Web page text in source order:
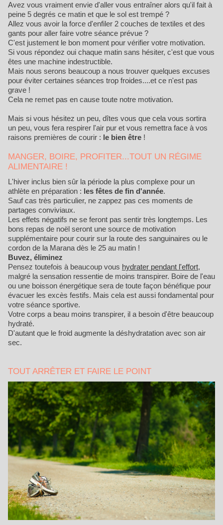
Avez vous vraiment envie d'aller vous entraîner alors qu'il fait à
peine 5 degrés ce matin et que le sol est trempé ?
Allez vous avoir la force d'enfiler 2 couches de textiles et des
gants pour aller faire votre séance prévue ?
C'est justement le bon moment pour vérifier votre motivation.
Si vous répondez oui chaque matin sans hésiter, c'est que vous
êtes une machine indestructible.
Mais nous serons beaucoup a nous trouver quelques excuses
pour éviter certaines séances trop froides....et ce n'est pas
grave !
Cela ne remet pas en cause toute notre motivation.
Mais si vous hésitez un peu, dîtes vous que cela vous sortira
un peu, vous fera respirer l'air pur et vous remettra face à vos
raisons premières de courir : le bien être !
MANGER, BOIRE, PROFITER...TOUT UN RÉGIME
ALIMENTAIRE !
L'hiver inclus bien sûr la période la plus complexe pour un
athlète en préparation : les fêtes de fin d'année.
Sauf cas très particulier, ne zappez pas ces moments de
partages conviviaux.
Les effets négatifs ne se feront pas sentir très longtemps. Les
bons repas de noël seront une source de motivation
supplémentaire pour courir sur la route des sanguinaires ou le
cordon de la Marana dès le 25 au matin !
Buvez, éliminez
Pensez toutefois à beaucoup vous hydrater pendant l'effort,
malgré la sensation ressentie de moins transpirer. Boire de l'eau
ou une boisson énergétique sera de toute façon bénéfique pour
évacuer les excès festifs. Mais cela est aussi fondamental pour
votre séance sportive.
Votre corps a beau moins transpirer, il a besoin d'être beaucoup
hydraté.
D'autant que le froid augmente la déshydratation avec son air
sec.
TOUT ARRÊTER ET FAIRE LE POINT